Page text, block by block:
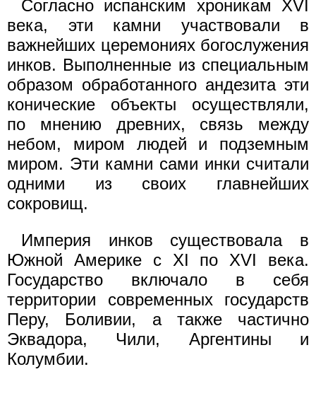
Согласно испанским хроникам XVI
века, эти камни участвовали в
важнейших церемониях богослужения
инков. Выполненные из специальным
образом обработанного андезита эти
конические объекты осуществляли,
по мнению древних, связь между
небом, миром людей и подземным
миром. Эти камни сами инки считали
одними из своих главнейших
сокровищ.
Империя инков существовала в
Южной Америке с XI по XVI века.
Государство включало в себя
территории современных государств
Перу, Боливии, а также частично
Эквадора, Чили, Аргентины и
Колумбии.